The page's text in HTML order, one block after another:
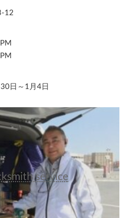
12
日～1月4日
service